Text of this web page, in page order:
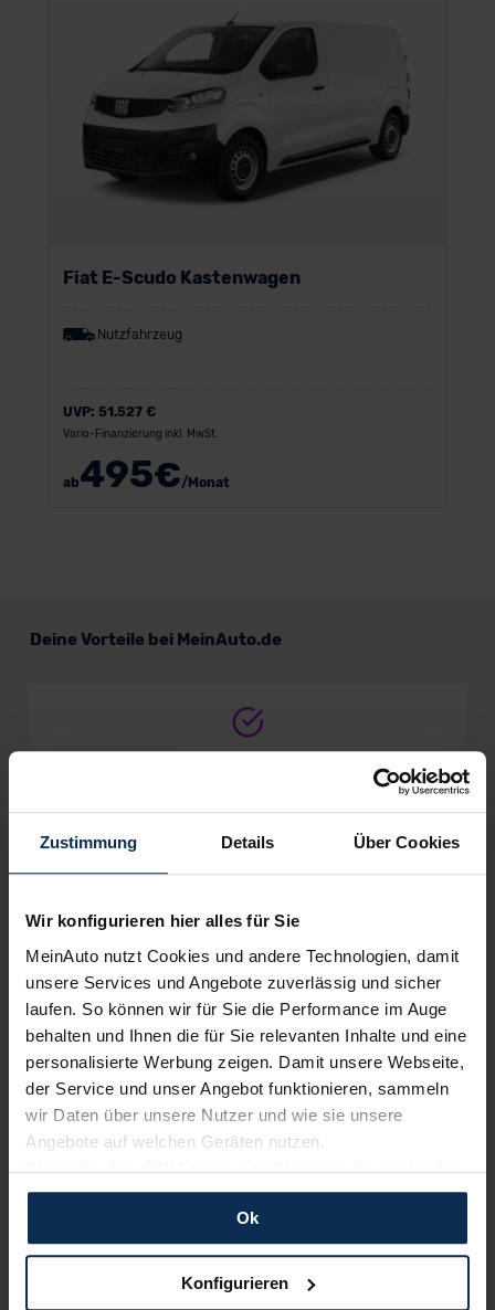
Zustimmung Details Über Cookies
Wir konfigurieren hier alles für Sie
MeinAuto nutzt Cookies und andere Technologien, damit
unsere Services und Angebote zuverlässig und sicher
laufen. So können wir für Sie die Performance im Auge
behalten und Ihnen die für Sie relevanten Inhalte und eine
personalisierte Werbung zeigen. Damit unsere Webseite,
der Service und unser Angebot funktionieren, sammeln
wir Daten über unsere Nutzer und wie sie unsere
Angebote auf welchen Geräten nutzen.
Wenn Sie das „OK“ finden, sind Sie damit einverstanden
und erlauben uns Cookies für unseren Service zu
verwenden und diese Daten an Dritte weiterzugeben,
etwa an unsere Marketingpartner. Falls Sie dem nicht
zustimmen möchten, beschränken wir uns auf die
Ok
Konfigurieren
Fiat E-Scudo Kastenwagen
Nutzfahrzeug
UVP: 51.527 €
Vario-Finanzierung inkl. MwSt.
ab495€/Monat
Deine Vorteile bei MeinAuto.de
Alle Zahlungsarten:Barkauf, Finanzierung, Leasing
kostenfrei
Wir sind stolz auf eine hohe
Kundenzufriedenheit!